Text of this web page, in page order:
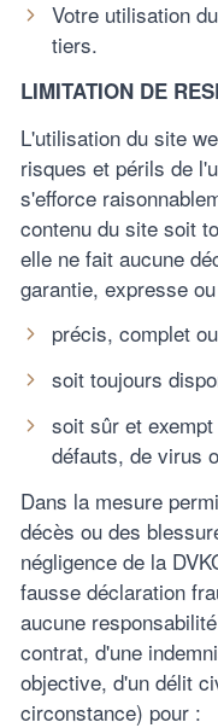
Votre utilisation
tiers.
LIMITATION DE
L'utilisation du site
risques et périls de
s'efforce
contenu du site soit
elle ne fait aucune
garantie, expresse
précis, complet
soit toujours
soit sûr et
défauts, de virus
Dans la mesure
décès ou des
négligence de la
fausse déclaration
aucune
contrat, d'une
objective, d'un délit
circonstance) pour :